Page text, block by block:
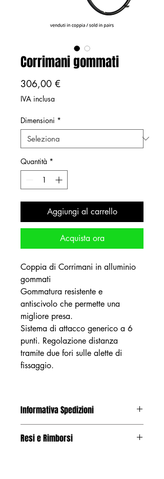
Corrimani gommati
306,00 €Prezzo
IVA inclusa
Dimensioni *
Quantità *
Aggiungi al carrello
Acquista ora
Coppia di Corrimani in alluminio
gommati
Gommatura resistente e
antiscivolo che permette una
migliore presa.
Sistema di attacco generico a 6
punti. Regolazione distanza
tramite due fori sulle alette di
fissaggio.
Informativa Spedizioni
dell'indirizzo di consegna inserito. Al
Resi e Rimborsi